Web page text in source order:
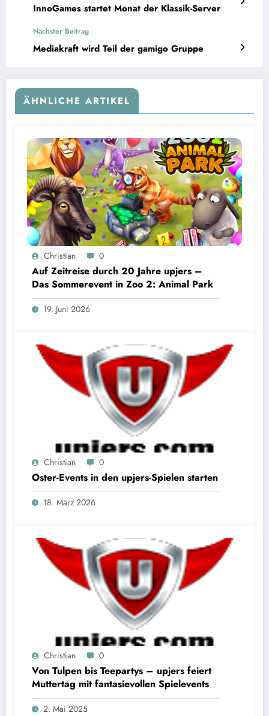
InnoGames startet Monat der Klassik-Server
Nächster Beitrag
Mediakraft wird Teil der gamigo Gruppe
ÄHNLICHE ARTIKEL
Christian 0
Auf Zeitreise durch 20 Jahre upjers –
Das Sommerevent in Zoo 2: Animal Park
19. Juni 2026
Christian 0
Oster-Events in den upjers-Spielen starten
18. März 2026
Christian 0
Von Tulpen bis Teepartys – upjers feiert
Muttertag mit fantasievollen Spielevents
2. Mai 2025